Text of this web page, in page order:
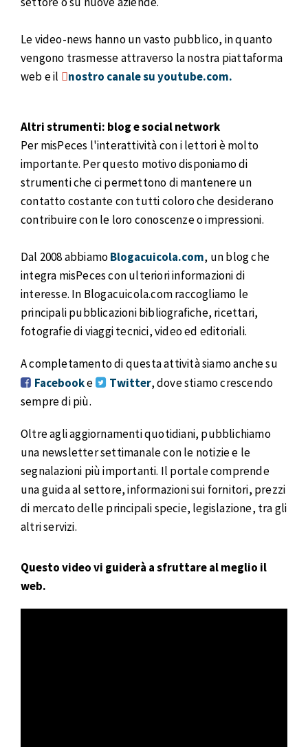
Le video-news hanno un vasto pubblico, in quanto
vengono trasmesse attraverso la nostra piattaforma
web e il
nostro canale su youtube.com.
Altri strumenti: blog e social network
Per misPeces l'interattività con i lettori è molto
importante. Per questo motivo disponiamo di
strumenti che ci permettono di mantenere un
contatto costante con tutti coloro che desiderano
contribuire con le loro conoscenze o impressioni.
Dal 2008 abbiamoBlogacuicola.com, un blog che
integra misPeces con ulteriori informazioni di
interesse. In Blogacuicola.com raccogliamo le
principali pubblicazioni bibliografiche, ricettari,
fotografie di viaggi tecnici, video ed editoriali.
A completamento di questa attività siamo anche su
Facebooke Twitter, dove stiamo crescendo
sempre di più.
Oltre agli aggiornamenti quotidiani, pubblichiamo
una newsletter settimanale con le notizie e le
segnalazioni più importanti. Il portale comprende
una guida al settore, informazioni sui fornitori, prezzi
di mercato delle principali specie, legislazione, tra gli
altri servizi.
Questo video vi guiderà a sfruttare al meglio il
web.